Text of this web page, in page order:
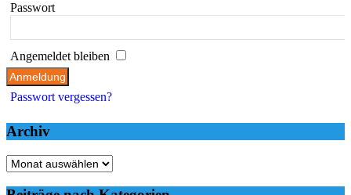
Passwort
Angemeldet bleiben
Passwort vergessen?
Archiv
Archiv